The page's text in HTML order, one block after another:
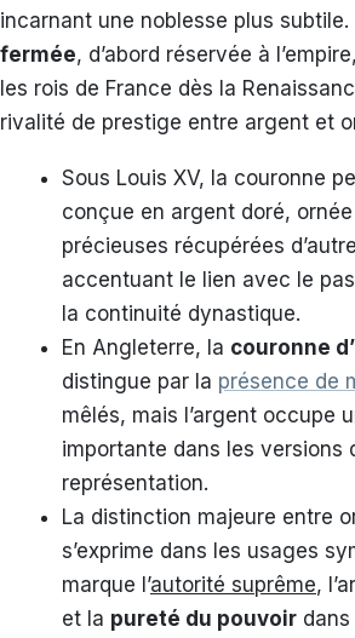
incarnant une noblesse plus subtile.
fermée, d’abord réservée à
les rois de France dès la
rivalité de prestige entre argent et
Sous Louis XV, la couronne
conçue en argent doré,
précieuses récupérées
accentuant le lien avec le
la continuité dynastique.
En Angleterre, la couronne
distingue par la présence de
mêlés, mais l’argent occupe
importante dans les versions
représentation.
La distinction majeure entre
s’exprime dans les usages
marque l’autorité suprême,
et la pureté du pouvoir